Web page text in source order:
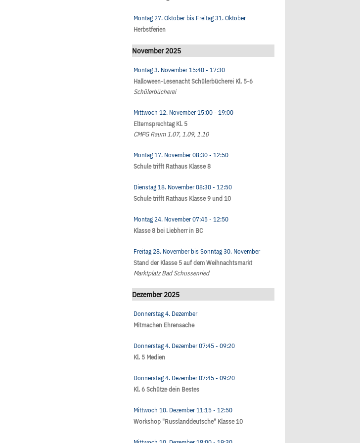
Montag 27. Oktoberbis Freitag 31. Oktober
Herbstferien
November 2025
Montag 3. November15:40- 17:30
Halloween-Lesenacht Schülerbücherei Kl. 5-6
Schülerbücherei
Mittwoch 12. November15:00- 19:00
Elternsprechtag Kl. 5
CMPG Raum 1.07, 1.09, 1.10
Montag 17. November08:30- 12:50
Schule trifft Rathaus Klasse 8
Dienstag 18. November08:30- 12:50
Schule trifft Rathaus Klasse 9 und 10
Montag 24. November07:45- 12:50
Klasse 8 bei Liebherr in BC
Freitag 28. Novemberbis Sonntag 30. November
Stand der Klasse 5 auf dem Weihnachtsmarkt
Marktplatz Bad Schussenried
Dezember 2025
Donnerstag 4. Dezember
Mitmachen Ehrensache
Donnerstag 4. Dezember07:45- 09:20
Kl. 5 Medien
Donnerstag 4. Dezember07:45- 09:20
Kl. 6 Schütze dein Bestes
Mittwoch 10. Dezember11:15- 12:50
Workshop "Russlanddeutsche" Klasse 10